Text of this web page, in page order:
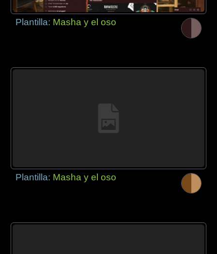
Plantilla: Masha y el oso
Plantilla: Masha y el oso